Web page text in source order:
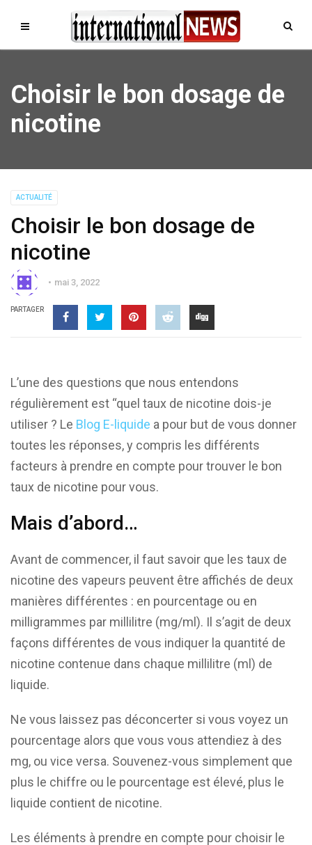
Choisir le bon dosage de
nicotine
ACTUALITÉ
Choisir le bon dosage de
nicotine
mai 3, 2022
PARTAGER
L’une des questions que nous entendons
régulièrement est “quel taux de nicotine dois-je
utiliser ? Le Blog E-liquide a pour but de vous donner
toutes les réponses, y compris les différents
facteurs à prendre en compte pour trouver le bon
taux de nicotine pour vous.
Mais d’abord…
Avant de commencer, il faut savoir que les taux de
nicotine des vapeurs peuvent être affichés de deux
manières différentes : en pourcentage ou en
milligrammes par millilitre (mg/ml). Il s’agit de deux
façons différentes de vous indiquer la quantité de
nicotine contenue dans chaque millilitre (ml) de
liquide.
Ne vous laissez pas déconcerter si vous voyez un
pourcentage alors que vous vous attendiez à des
mg, ou vice versa. Souvenez-vous simplement que
plus le chiffre ou le pourcentage est élevé, plus le
liquide contient de nicotine.
Les éléments à prendre en compte pour choisir le